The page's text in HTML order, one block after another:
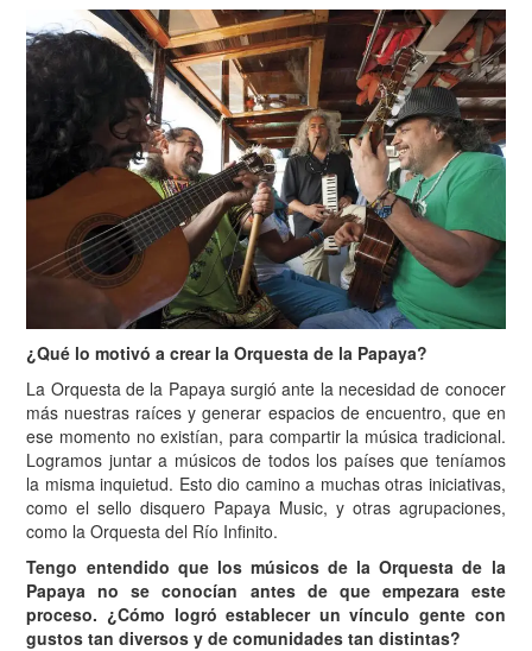
¿Qué lo motivó a crear la Orquesta de la Papaya?
La Orquesta de la Papaya surgió ante la necesidad de conocer
más nuestras raíces y generar espacios de encuentro, que en
ese momento no existían, para compartir la música tradicional.
Logramos juntar a músicos de todos los países que teníamos
la misma inquietud. Esto dio camino a muchas otras iniciativas,
como el sello disquero Papaya Music, y otras agrupaciones,
como la Orquesta del Río Infinito.
Tengo entendido que los músicos de la Orquesta de la
Papaya no se conocían antes de que empezara este
proceso. ¿Cómo logró establecer un vínculo gente con
gustos tan diversos y de comunidades tan distintas?